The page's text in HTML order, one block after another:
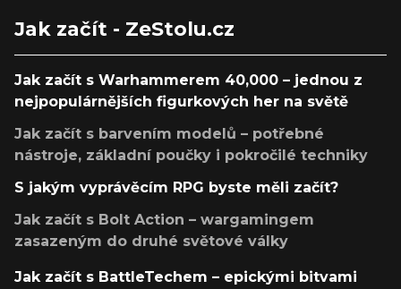
Jak začít - ZeStolu.cz
Jak začít s Warhammerem 40,000 – jednou z
nejpopulárnějších figurkových her na světě
Jak začít s barvením modelů – potřebné
nástroje, základní poučky i pokročilé techniky
S jakým vyprávěcím RPG byste měli začít?
Jak začít s Bolt Action – wargamingem
zasazeným do druhé světové války
Jak začít s BattleTechem – epickými bitvami